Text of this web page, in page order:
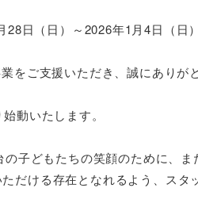
日（日）～2026年1月4日（日）
をご支援いただき、誠にありが
動いたします。
の子どもたちの笑顔のために、
だける存在となれるよう、スタ